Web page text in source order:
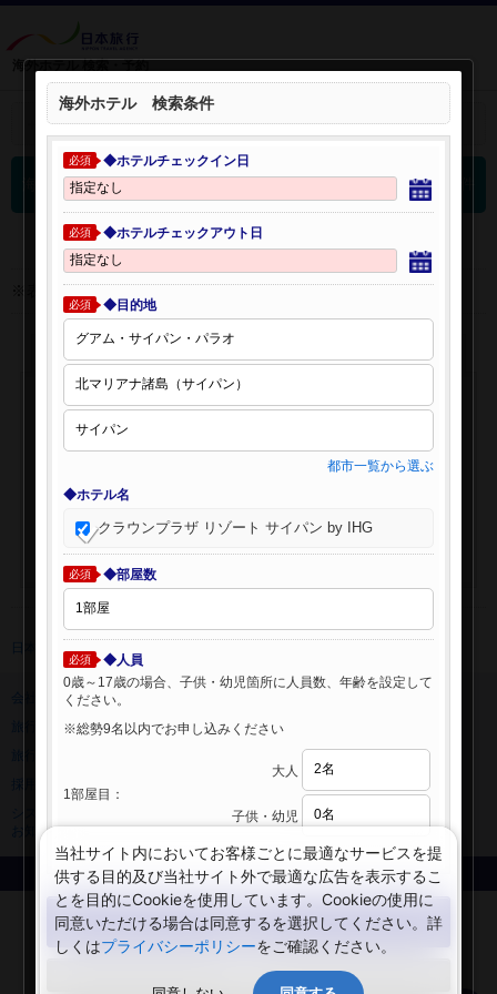
海外ホテル 検索・予約
検索条件を開く：
海外ホテル 検索結果
※表示金額はオンライン予約時の金額です。
日本旅行 トップ
旅行業登録票・約款
規約集
ニュースリリース
サイトマップ
お知らせ
Copyright © NIPPON TRAVEL AGENCY Co.,LTD. All rights reserved.
海外ホテル 検索条件
必須 ◆ホテルチェックイン日
必須 ◆ホテルチェックアウト日
必須 ◆目的地
都市一覧から選ぶ
◆ホテル名
クラウンプラザ リゾート サイパン by IHG
必須 ◆部屋数
必須
◆人員
0歳～17歳の場合、子供・幼児箇所に人員数、年齢を設定して
ください。
※総勢9名以内でお申し込みください
1部屋目：
大人
子供・幼児
検索する
閉じる
当社サイト内においてお客様ごとに最適なサービスを提
供する目的及び当社サイト外で最適な広告を表示するこ
とを目的にCookieを使用しています。Cookieの使用に
同意いただける場合は同意するを選択してください。詳
しくはプライバシーポリシーをご確認ください。